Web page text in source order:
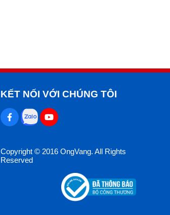
KẾT NỐI VỚI CHÚNG TÔI
Copyright © 2016 OngVang. All Rights
Reserved